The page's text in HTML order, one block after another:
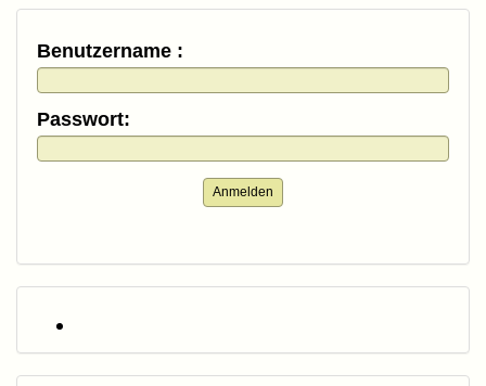
Benutzername :
Passwort:
Anmelden